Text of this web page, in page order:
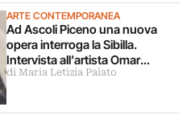
ARTE CONTEMPORANEA
Ad Ascoli Piceno una nuova
opera interroga la Sibilla.
Intervista all’artista Omar
Galliani
di Maria Letizia Paiato